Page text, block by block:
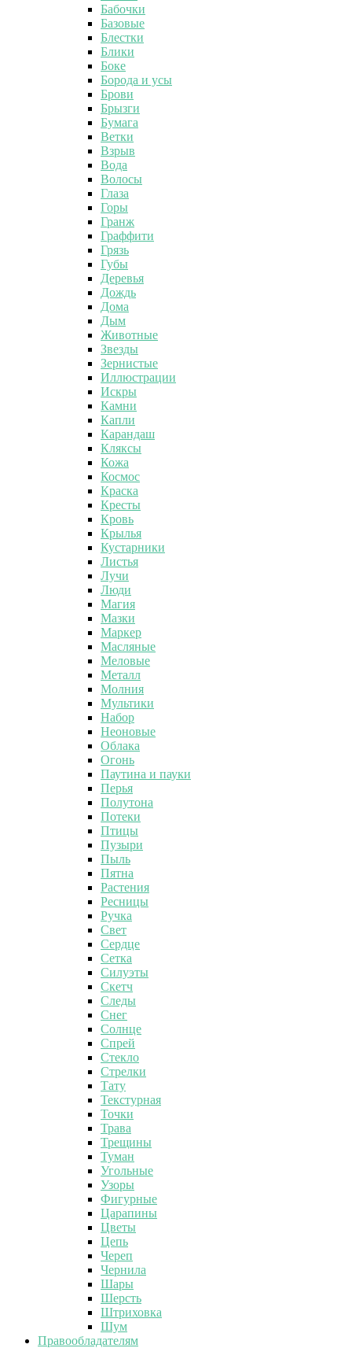
Бабочки
Базовые
Блестки
Блики
Боке
Борода и усы
Брови
Брызги
Бумага
Ветки
Взрыв
Вода
Волосы
Глаза
Горы
Гранж
Граффити
Грязь
Губы
Деревья
Дождь
Дома
Дым
Животные
Звезды
Зернистые
Иллюстрации
Искры
Камни
Капли
Карандаш
Кляксы
Кожа
Космос
Краска
Кресты
Кровь
Крылья
Кустарники
Листья
Лучи
Люди
Магия
Мазки
Маркер
Масляные
Меловые
Металл
Молния
Мультики
Набор
Неоновые
Облака
Огонь
Паутина и пауки
Перья
Полутона
Потеки
Птицы
Пузыри
Пыль
Пятна
Растения
Ресницы
Ручка
Свет
Сердце
Сетка
Силуэты
Скетч
Следы
Снег
Солнце
Спрей
Стекло
Стрелки
Тату
Текстурная
Точки
Трава
Трещины
Туман
Угольные
Узоры
Фигурные
Царапины
Цветы
Цепь
Череп
Чернила
Шары
Шерсть
Штриховка
Шум
Правообладателям